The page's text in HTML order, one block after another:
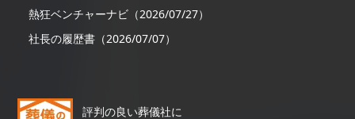
熱狂ベンチャーナビ（2026/07/27）
社長の履歴書（2026/07/07）
評判の良い葬儀社に